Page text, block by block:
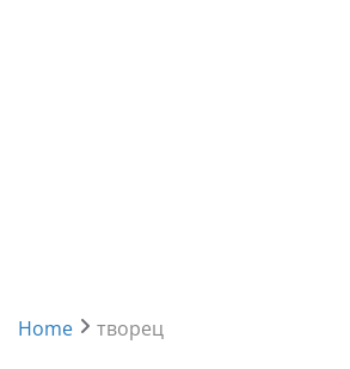
Home творец